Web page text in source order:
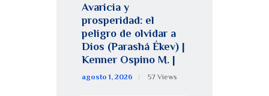
Avaricia y
prosperidad: el
peligro de olvidar a
Dios (Parashá Ékev) |
Kenner Ospino M. |
agosto 1, 2026 57 Views